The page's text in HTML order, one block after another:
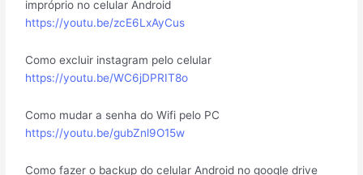
impróprio no celular Android
https://youtu.be/zcE6LxAyCus
Como excluir instagram pelo celular
https://youtu.be/WC6jDPRIT8o
Como mudar a senha do Wifi pelo PC
https://youtu.be/gubZnl9O15w
Como fazer o backup do celular Android no google drive